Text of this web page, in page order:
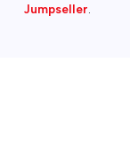
Jumpseller